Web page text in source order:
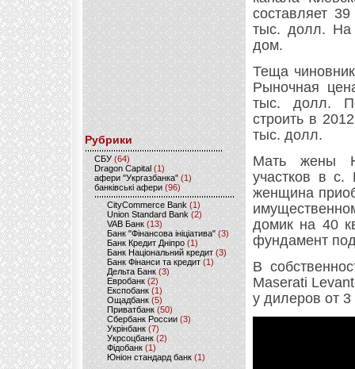
Рубрики
CБУ (64)
Dragon Capital (1)
афери "Укргазбанка" (1)
банківські афери (96)
CityCommerce Bank (1)
Union Standard Bank (2)
VAB Банк (13)
Банк "Фінансова ініціатива" (3)
Банк Кредит Дніпро (1)
Банк Національний кредит (3)
Банк Фінанси та кредит (1)
Дельта Банк (3)
Евробанк(2)
Експобанк (1)
Ощадбанк(5)
Приватбанк (50)
Сбербанк России (3)
Укрінбанк(7)
Укрсоцбанк (2)
Фідобанк (1)
Юніон стандард банк(1)
составляет
тыс. долл. На
дом.
Теща
Рыночная
тыс. долл.
строить в
тыс. долл.
Мать жены
участков в с.
женщина
домик на 40
фундамент
В
Maserati
у дилеров от